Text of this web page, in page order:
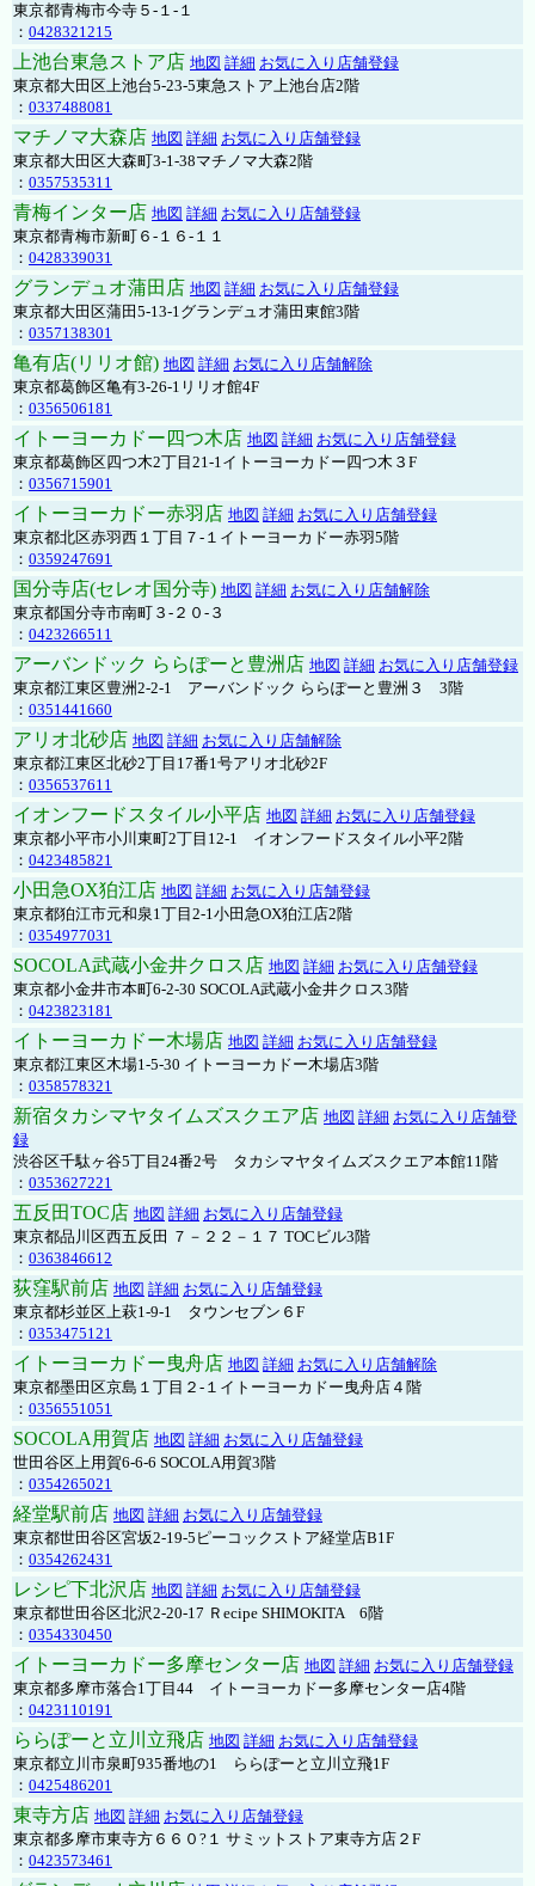
東京都青梅市今寺５-１-１
： 0428321215
上池台東急ストア店 地図 詳細 お気に入り店舗登録
東京都大田区上池台5-23-5東急ストア上池台店2階
： 0337488081
マチノマ大森店 地図 詳細 お気に入り店舗登録
東京都大田区大森町3-1-38マチノマ大森2階
： 0357535311
青梅インター店 地図 詳細 お気に入り店舗登録
東京都青梅市新町６-１６-１１
： 0428339031
グランデュオ蒲田店 地図 詳細 お気に入り店舗登録
東京都大田区蒲田5-13-1グランデュオ蒲田東館3階
： 0357138301
亀有店(リリオ館) 地図 詳細 お気に入り店舗解除
東京都葛飾区亀有3-26-1リリオ館4F
： 0356506181
イトーヨーカドー四つ木店 地図 詳細 お気に入り店舗登録
東京都葛飾区四つ木2丁目21-1イトーヨーカドー四つ木３F
： 0356715901
イトーヨーカドー赤羽店 地図 詳細 お気に入り店舗登録
東京都北区赤羽西１丁目７-１イトーヨーカドー赤羽5階
： 0359247691
国分寺店(セレオ国分寺) 地図 詳細 お気に入り店舗解除
東京都国分寺市南町３-２０-３
： 0423266511
アーバンドック ららぽーと豊洲店 地図 詳細 お気に入り店舗登録
東京都江東区豊洲2-2-1 アーバンドック ららぽーと豊洲３ 3階
： 0351441660
アリオ北砂店 地図 詳細 お気に入り店舗解除
東京都江東区北砂2丁目17番1号アリオ北砂2F
： 0356537611
イオンフードスタイル小平店 地図 詳細 お気に入り店舗登録
東京都小平市小川東町2丁目12-1 イオンフードスタイル小平2階
： 0423485821
小田急OX狛江店 地図 詳細 お気に入り店舗登録
東京都狛江市元和泉1丁目2-1小田急OX狛江店2階
： 0354977031
SOCOLA武蔵小金井クロス店 地図 詳細 お気に入り店舗登録
東京都小金井市本町6-2-30 SOCOLA武蔵小金井クロス3階
： 0423823181
イトーヨーカドー木場店 地図 詳細 お気に入り店舗登録
東京都江東区木場1-5-30 イトーヨーカドー木場店3階
： 0358578321
新宿タカシマヤタイムズスクエア店 地図 詳細 お気に入り店舗登
録
渋谷区千駄ヶ谷5丁目24番2号 タカシマヤタイムズスクエア本館11階
： 0353627221
五反田TOC店 地図 詳細 お気に入り店舗登録
東京都品川区西五反田 ７－２２－１７ TOCビル3階
： 0363846612
荻窪駅前店 地図 詳細 お気に入り店舗登録
東京都杉並区上萩1-9-1 タウンセブン６F
： 0353475121
イトーヨーカドー曳舟店 地図 詳細 お気に入り店舗解除
東京都墨田区京島１丁目２-１イトーヨーカドー曳舟店４階
： 0356551051
SOCOLA用賀店 地図 詳細 お気に入り店舗登録
世田谷区上用賀6-6-6 SOCOLA用賀3階
： 0354265021
経堂駅前店 地図 詳細 お気に入り店舗登録
東京都世田谷区宮坂2-19-5ピーコックストア経堂店B1F
： 0354262431
レシピ下北沢店 地図 詳細 お気に入り店舗登録
東京都世田谷区北沢2-20-17 Ｒecipe SHIMOKITA 6階
： 0354330450
イトーヨーカドー多摩センター店 地図 詳細 お気に入り店舗登録
東京都多摩市落合1丁目44 イトーヨーカドー多摩センター店4階
： 0423110191
ららぽーと立川立飛店 地図 詳細 お気に入り店舗登録
東京都立川市泉町935番地の1 ららぽーと立川立飛1F
： 0425486201
東寺方店 地図 詳細 お気に入り店舗登録
東京都多摩市東寺方６６０?１ サミットストア東寺方店２F
： 0423573461